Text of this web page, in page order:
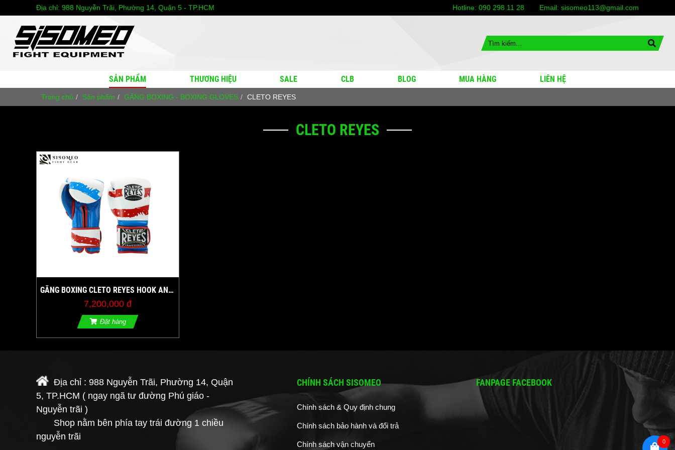
Địa chỉ: 988 Nguyễn Trãi, Phường 14, Quận 5 - TP.HCM Hotline: 090 298 11 28 Email: sisomeo113@gmail.com
SẢN PHẨM THƯƠNG HIỆU SALE CLB BLOG MUA HÀNG LIÊN HỆ
Trang chủ Sản phẩm GĂNG BOXING - BOXING GLOVES CLETO REYES
CLETO REYES
GĂNG BOXING CLETO REYES HOOK AND
LOOP GLOVES USA FLAG
7,200,000 đ
Đặt hàng
Địa chỉ : 988 Nguyễn Trãi, Phường 14, Quận
5, TP.HCM ( ngay ngã tư đường Phú giáo -
Nguyễn trãi )
Shop nằm bên phía tay trái đường 1 chiều
nguyễn trãi
CHÍNH SÁCH SISOMEO
Chính sách & Quy định chung
Chính sách bảo hành và đổi trả
Chính sách vận chuyển
FANPAGE FACEBOOK
0